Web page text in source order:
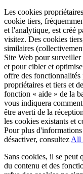
Les cookies
cookie tiers,
et l'analytique, est créé
visitez. Des cookies
similaires
Site Web pour
et pour cibler et
offre des fonctionnalités
propriétaires et tiers et
fonction « aide » de la
vous indiquera
être averti de la
les cookies existants et
Pour plus
désactiver, consultez All
Sans cookies, il se peut
du contenu et des